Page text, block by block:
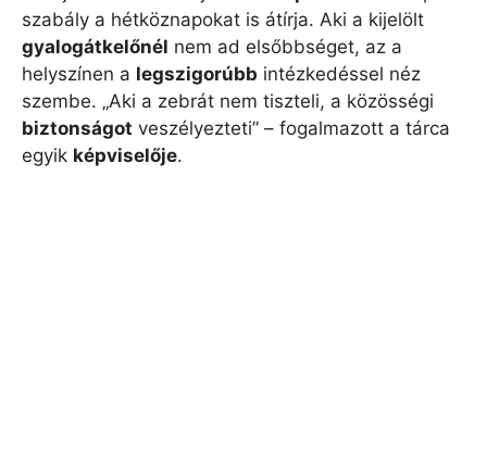
szabály a hétköznapokat is átírja. Aki a kijelölt
gyalogátkelőnél nem ad elsőbbséget, az a
helyszínen a legszigorúbb intézkedéssel néz
szembe. „Aki a zebrát nem tiszteli, a közösségi
biztonságot veszélyezteti” – fogalmazott a tárca
egyik képviselője.